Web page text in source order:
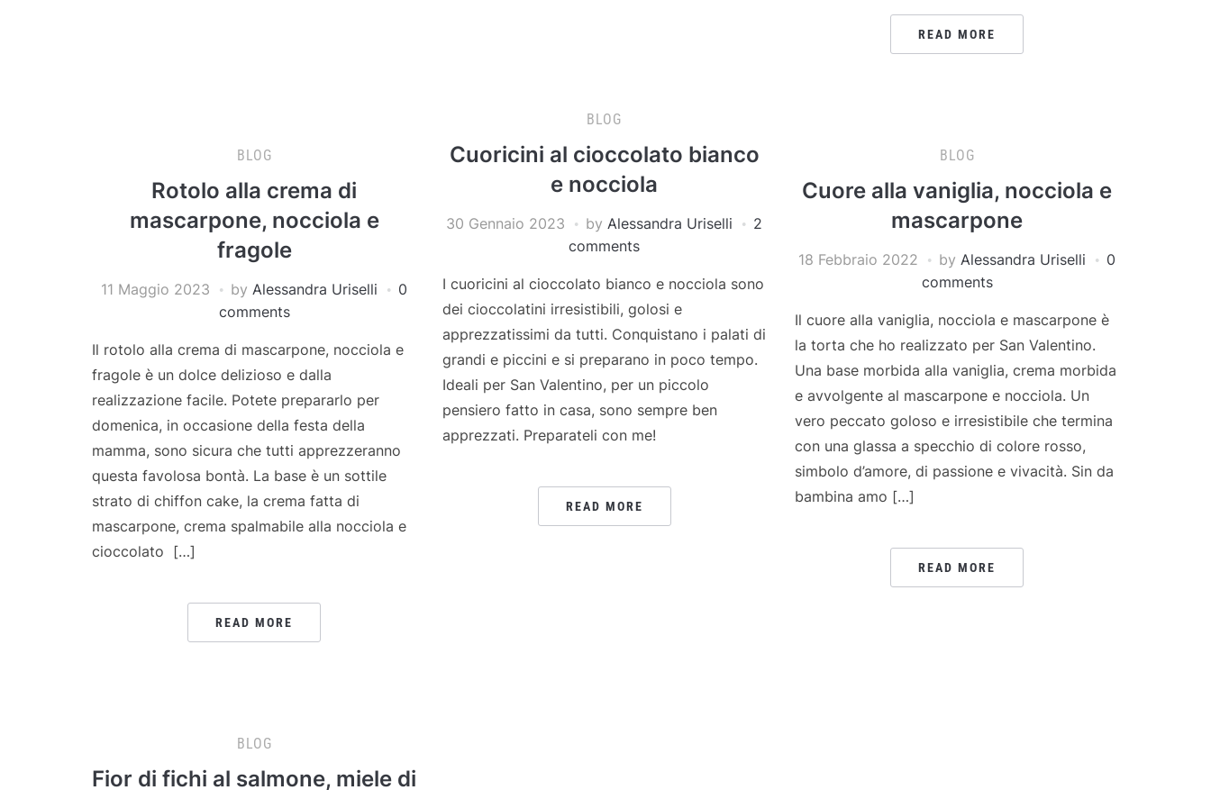
READ MORE
BLOG
Rotolo alla crema di
mascarpone, nocciola e
fragole
11 Maggio 2023 by Alessandra Uriselli
0
comments
Il rotolo alla crema di mascarpone, nocciola e
fragole è un dolce delizioso e dalla
realizzazione facile. Potete prepararlo per
domenica, in occasione della festa della
mamma, sono sicura che tutti apprezzeranno
questa favolosa bontà. La base è un sottile
strato di chiffon cake, la crema fatta di
mascarpone, crema spalmabile alla nocciola e
cioccolato […]
READ MORE
BLOG
Cuoricini al cioccolato bianco
e nocciola
30 Gennaio 2023 by Alessandra Uriselli
2
comments
I cuoricini al cioccolato bianco e nocciola sono
dei cioccolatini irresistibili, golosi e
apprezzatissimi da tutti. Conquistano i palati di
grandi e piccini e si preparano in poco tempo.
Ideali per San Valentino, per un piccolo
pensiero fatto in casa, sono sempre ben
apprezzati. Preparateli con me!
READ MORE
BLOG
Cuore alla vaniglia, nocciola e
mascarpone
18 Febbraio 2022 by Alessandra Uriselli
0
comments
Il cuore alla vaniglia, nocciola e mascarpone è
la torta che ho realizzato per San Valentino.
Una base morbida alla vaniglia, crema morbida
e avvolgente al mascarpone e nocciola. Un
vero peccato goloso e irresistibile che termina
con una glassa a specchio di colore rosso,
simbolo d’amore, di passione e vivacità. Sin da
bambina amo […]
READ MORE
BLOG
Fior di fichi al salmone, miele di